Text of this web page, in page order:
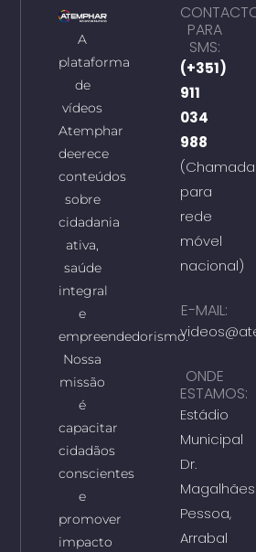
A
plataforma
de
vídeos
Atemphar
deerece
conteúdos
sobre
cidadania
ativa,
saúde
integral
e
empreendedorismo.
Nossa
missão
é
capacitar
cidadãos
conscientes
e
promover
impacto
PARA
SMS:
(+351)
911
034
988
(Chamada
para
rede
móvel
nacional)
E-MAIL:
ONDE
ESTAMOS:
Estádio
Municipal
Dr.
Magalhães
Pessoa,
Arrabal